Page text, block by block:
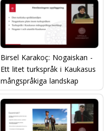
konstitutionella rättens
betydelse.
Birsel Karakoç: Nogaiskan -
Ett litet turkspråk i Kaukasus
mångspråkiga landskap